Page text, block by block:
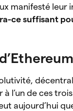
manifesté leur
ce suffisant
l’un de ces
aujourd’hui